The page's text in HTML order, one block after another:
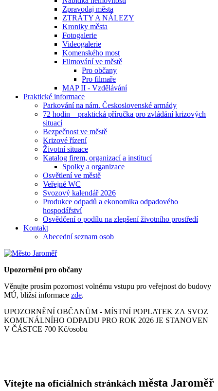
Zpravodaj města
ZTRÁTY A NÁLEZY
Kroniky města
Fotogalerie
Videogalerie
Komenského most
Filmování ve městě
Pro občany
Pro filmaře
MAP II - Vzdělávání
Praktické informace
Parkování na nám. Československé armády
72 hodin – praktická příručka pro zvládání krizových
situací
Bezpečnost ve městě
Krizové řízení
Životní situace
Katalog firem, organizací a institucí
Spolky a organizace
Osvětlení ve městě
Veřejné WC
Svozový kalendář 2026
Produkce odpadů a ekonomika odpadového
hospodářství
Osvědčení o podílu na zlepšení životního prostředí
Kontakt
Abecední seznam osob
Upozornění pro občany
Věnujte prosím pozornost volnému vstupu pro veřejnost do budovy
MÚ, bližsí informace zde.
UPOZORNĚNÍ OBČANŮM - MÍSTNÍ POPLATEK ZA SVOZ
KOMUNÁLNÍHO ODPADU PRO ROK 2026 JE STANOVEN
V ČÁSTCE 700 Kč/osobu
Vítejte na oficiálních stránkách města Jaroměř